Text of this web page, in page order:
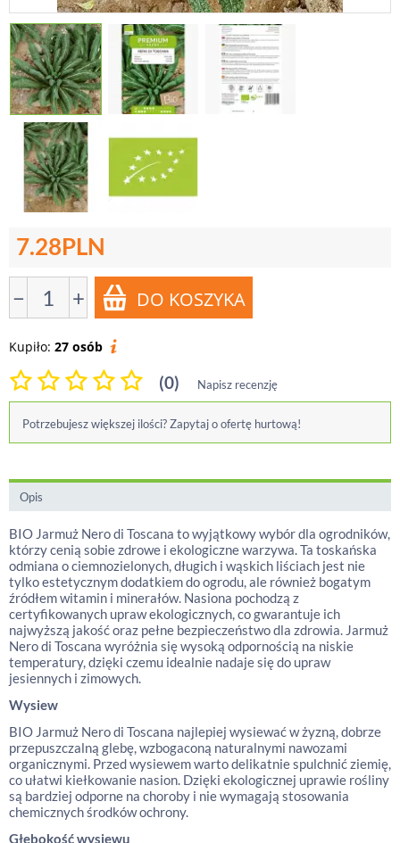
7.28PLN
− +
Kupiło: 27 osób
(0) Napisz recenzję
Potrzebujesz większej ilości? Zapytaj o ofertę hurtową!
Opis
BIO Jarmuż Nero di Toscana to wyjątkowy wybór dla ogrodników,
którzy cenią sobie zdrowe i ekologiczne warzywa. Ta toskańska
odmiana o ciemnozielonych, długich i wąskich liściach jest nie
tylko estetycznym dodatkiem do ogrodu, ale również bogatym
źródłem witamin i minerałów. Nasiona pochodzą z
certyfikowanych upraw ekologicznych, co gwarantuje ich
najwyższą jakość oraz pełne bezpieczeństwo dla zdrowia. Jarmuż
Nero di Toscana wyróżnia się wysoką odpornością na niskie
temperatury, dzięki czemu idealnie nadaje się do upraw
jesiennych i zimowych.
Wysiew
BIO Jarmuż Nero di Toscana najlepiej wysiewać w żyzną, dobrze
przepuszczalną glebę, wzbogaconą naturalnymi nawozami
organicznymi. Przed wysiewem warto delikatnie spulchnić ziemię,
co ułatwi kiełkowanie nasion. Dzięki ekologicznej uprawie rośliny
są bardziej odporne na choroby i nie wymagają stosowania
chemicznych środków ochrony.
Głębokość wysiewu